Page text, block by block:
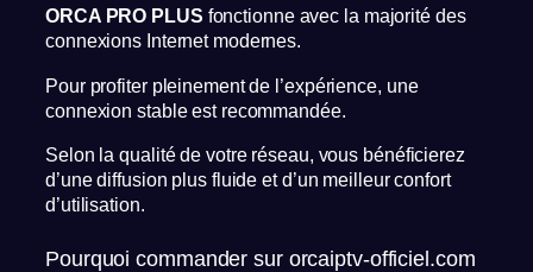
ORCA PRO PLUS fonctionne avec la majorité des
connexions Internet modernes.
Pour profiter pleinement de l’expérience, une
connexion stable est recommandée.
Selon la qualité de votre réseau, vous bénéficierez
d’une diffusion plus fluide et d’un meilleur confort
d’utilisation.
Pourquoi commander sur orcaiptv-officiel.com